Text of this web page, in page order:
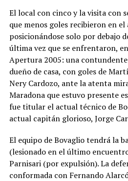
El local con cinco y la visita con
que menos goles recibieron en
posicionándose solo por debajo
última vez que se enfrentaron,
Apertura 2005: una
dueño de casa, con goles de
Nery Cardozo, ante la atenta
Maradona que estuvo presente
fue titular el actual técnico de
actual capitán glorioso, Jorge
El equipo de Bovaglio tendrá la
(lesionado en el último
Parnisari (por expulsión). La
conformada con Fernando